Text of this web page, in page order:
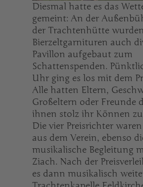
Diesmal hatte es das
gemeint: An der
der Trachtenhütte
Bierzeltgarnituren auch
Pavillon aufgebaut zum
Schattenspenden.
Uhr ging es los mit dem
Alle hatten Eltern,
Großeltern oder Freunde
ihnen stolz ihr Können zu
Die vier Preisrichter
aus dem Verein, ebenso
musikalische Begleitung
Ziach. Nach der
es dann musikalisch